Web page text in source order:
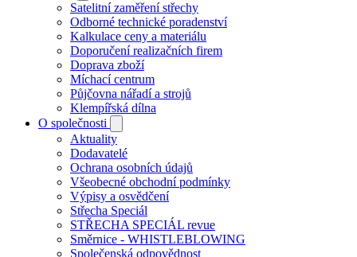
Satelitní zaměření střechy
Odborné technické poradenství
Kalkulace ceny a materiálu
Doporučení realizačních firem
Doprava zboží
Míchací centrum
Půjčovna nářadí a strojů
Klempířská dílna
O společnosti
Aktuality
Dodavatelé
Ochrana osobních údajů
Všeobecné obchodní podmínky
Výpisy a osvědčení
Střecha Speciál
STŘECHA SPECIÁL revue
Směrnice - WHISTLEBLOWING
Společenská odpovědnost